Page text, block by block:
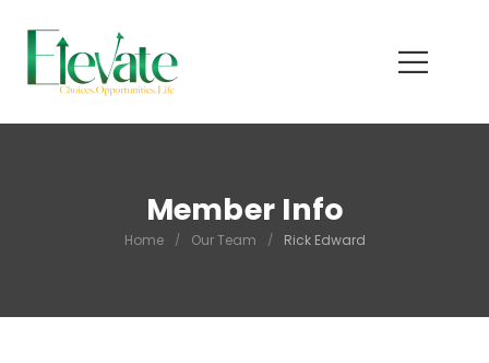
Member Info
Home / Our Team / Rick Edward